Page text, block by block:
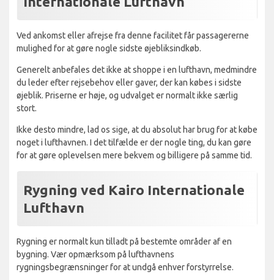
Ved ankomst eller afrejse fra denne facilitet får passagererne
mulighed for at gøre nogle sidste øjebliksindkøb.
Generelt anbefales det ikke at shoppe i en lufthavn, medmindre
du leder efter rejsebehov eller gaver, der kan købes i sidste
øjeblik. Priserne er høje, og udvalget er normalt ikke særlig
stort.
Ikke desto mindre, lad os sige, at du absolut har brug for at købe
noget i lufthavnen. I det tilfælde er der nogle ting, du kan gøre
for at gøre oplevelsen mere bekvem og billigere på samme tid.
Rygning ved Kairo Internationale
Lufthavn
Rygning er normalt kun tilladt på bestemte områder af en
bygning. Vær opmærksom på lufthavnens
rygningsbegrænsninger for at undgå enhver forstyrrelse.